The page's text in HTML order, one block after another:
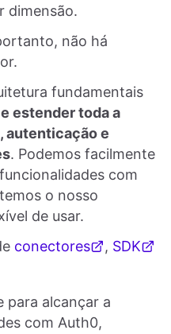
dimensão.
não há
fundamentais
estender toda a
autenticação e
. Podemos facilmente
com
o nosso
de usar.
conectores , SDK
para alcançar a
com Auth0,